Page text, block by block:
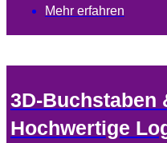
Mehr erfahren
3D-Buchstaben
Hochwertige